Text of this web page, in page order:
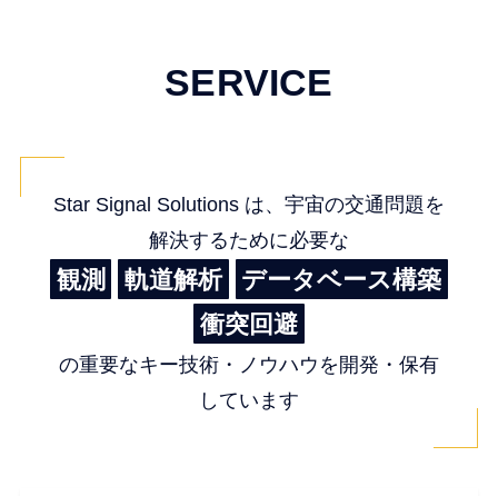
SERVICE
Star Signal Solutions は、宇宙の交通問題を
解決するために必要な
観測 軌道解析
データベース構築
衝突回避
の重要なキー技術・ノウハウを開発・保有
しています